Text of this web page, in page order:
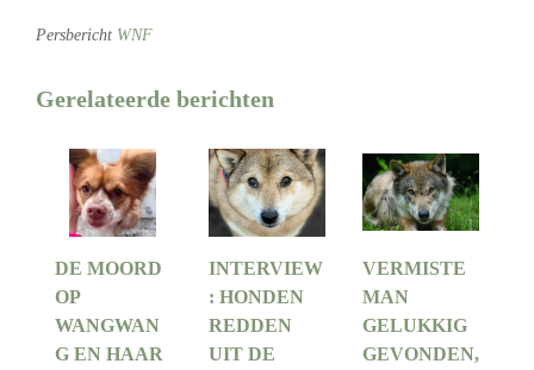
Persbericht WNF
Gerelateerde berichten
DE MOORD
OP
WANGWAN
G EN HAAR
INTERVIEW
: HONDEN
REDDEN
UIT DE
VERMISTE
MAN
GELUKKIG
GEVONDEN,